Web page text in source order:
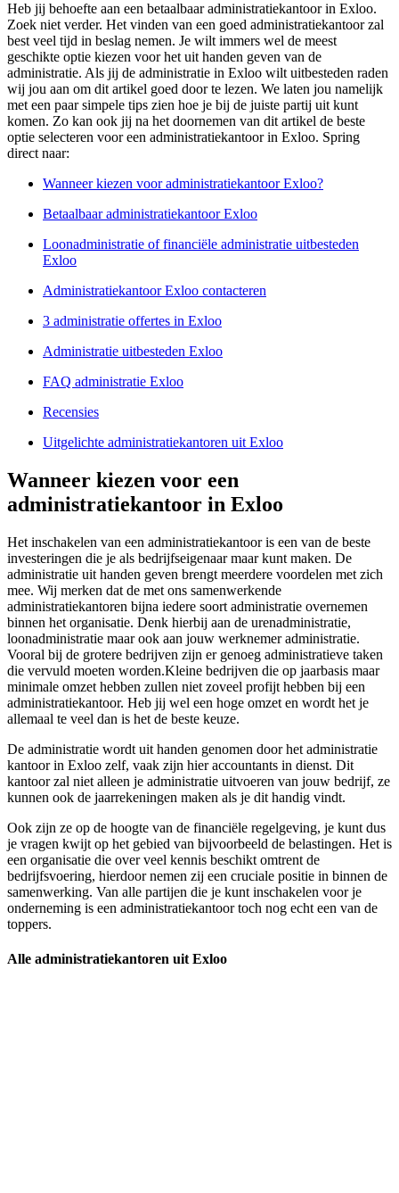
Heb jij behoefte aan een betaalbaar administratiekantoor in Exloo.
Zoek niet verder. Het vinden van een goed administratiekantoor zal
best veel tijd in beslag nemen. Je wilt immers wel de meest
geschikte optie kiezen voor het uit handen geven van de
administratie. Als jij de administratie in Exloo wilt uitbesteden raden
wij jou aan om dit artikel goed door te lezen. We laten jou namelijk
met een paar simpele tips zien hoe je bij de juiste partij uit kunt
komen. Zo kan ook jij na het doornemen van dit artikel de beste
optie selecteren voor een administratiekantoor in Exloo. Spring
direct naar:
Wanneer kiezen voor administratiekantoor Exloo?
Betaalbaar administratiekantoor Exloo
Loonadministratie of financiële administratie uitbesteden
Exloo
Administratiekantoor Exloo contacteren
3 administratie offertes in Exloo
Administratie uitbesteden Exloo
FAQ administratie Exloo
Recensies
Uitgelichte administratiekantoren uit Exloo
Wanneer kiezen voor een
administratiekantoor in Exloo
Het inschakelen van een administratiekantoor is een van de beste
investeringen die je als bedrijfseigenaar maar kunt maken. De
administratie uit handen geven brengt meerdere voordelen met zich
mee. Wij merken dat de met ons samenwerkende
administratiekantoren bijna iedere soort administratie overnemen
binnen het organisatie. Denk hierbij aan de urenadministratie,
loonadministratie maar ook aan jouw werknemer administratie.
Vooral bij de grotere bedrijven zijn er genoeg administratieve taken
die vervuld moeten worden.Kleine bedrijven die op jaarbasis maar
minimale omzet hebben zullen niet zoveel profijt hebben bij een
administratiekantoor. Heb jij wel een hoge omzet en wordt het je
allemaal te veel dan is het de beste keuze.
De administratie wordt uit handen genomen door het administratie
kantoor in Exloo zelf, vaak zijn hier accountants in dienst. Dit
kantoor zal niet alleen je administratie uitvoeren van jouw bedrijf, ze
kunnen ook de jaarrekeningen maken als je dit handig vindt.
Ook zijn ze op de hoogte van de financiële regelgeving, je kunt dus
je vragen kwijt op het gebied van bijvoorbeeld de belastingen. Het is
een organisatie die over veel kennis beschikt omtrent de
bedrijfsvoering, hierdoor nemen zij een cruciale positie in binnen de
samenwerking. Van alle partijen die je kunt inschakelen voor je
onderneming is een administratiekantoor toch nog echt een van de
toppers.
Alle administratiekantoren uit Exloo